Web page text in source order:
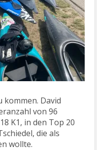
kommen. David
von 96
K1, in den Top 20
die als
wollte.